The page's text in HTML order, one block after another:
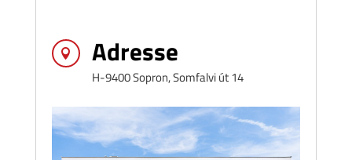
 Adresse
H-9400 Sopron, Somfalvi út 14